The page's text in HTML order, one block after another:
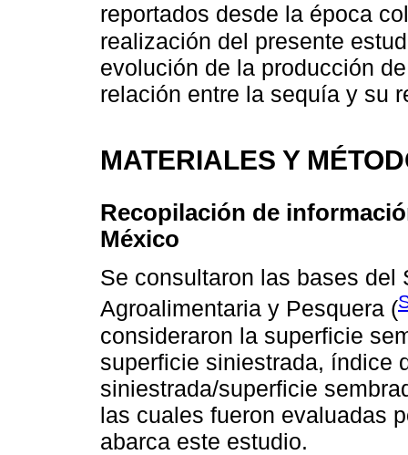
reportados desde la época
realización del presente
evolución de la producción
relación entre la sequía y su
MATERIALES Y
Recopilación de
México
Se consultaron las bases del
Agroalimentaria y Pesquera (
consideraron la superficie
superficie siniestrada, índice
siniestrada/superficie
las cuales fueron evaluadas
abarca este estudio.